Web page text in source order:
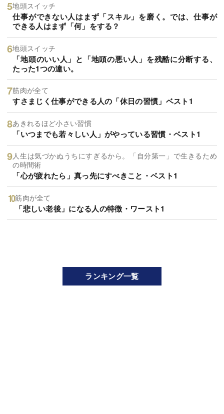
地頭スイッチ
仕事ができない人はまず「スキル」を磨く。では、仕事が
できる人はまず「何」をする？
地頭スイッチ
「地頭のいい人」と「地頭の悪い人」を残酷に分断する、
たった1つの違い。
筋肉が全て
すさまじく仕事ができる人の「休日の習慣」ベスト1
あきれるほど小さい習慣
「いつまでも若々しい人」がやっている習慣・ベスト1
人生は気づかぬうちにすぎるから。「自分第一」で生きるため
の時間術
「心が疲れたら」真っ先にすべきこと・ベスト1
筋肉が全て
「悲しい老後」になる人の特徴・ワースト1
ランキング一覧